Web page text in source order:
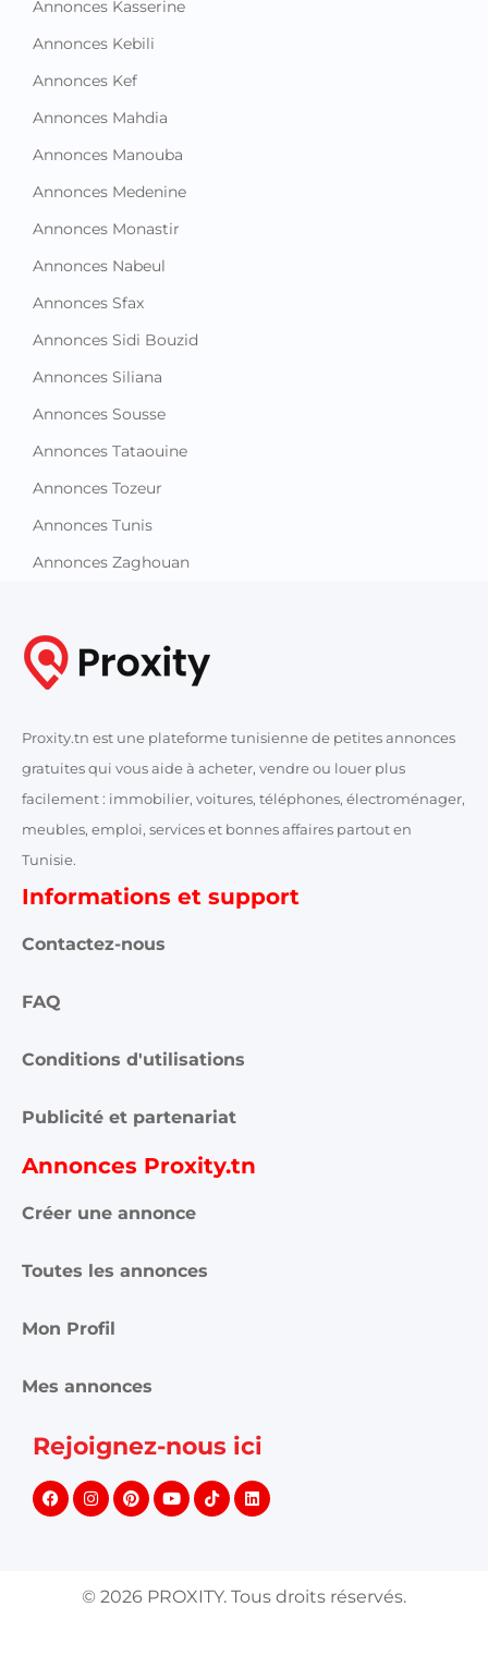
Annonces Kasserine
Annonces Kebili
Annonces Kef
Annonces Mahdia
Annonces Manouba
Annonces Medenine
Annonces Monastir
Annonces Nabeul
Annonces Sfax
Annonces Sidi Bouzid
Annonces Siliana
Annonces Sousse
Annonces Tataouine
Annonces Tozeur
Annonces Tunis
Annonces Zaghouan
Proxity.tn est une plateforme tunisienne de petites annonces
gratuites qui vous aide à acheter, vendre ou louer plus
facilement : immobilier, voitures, téléphones, électroménager,
meubles, emploi, services et bonnes affaires partout en
Tunisie.
Informations et support
Contactez-nous
FAQ
Conditions d'utilisations
Publicité et partenariat
Annonces Proxity.tn
Créer une annonce
Toutes les annonces
Mon Profil
Mes annonces
Rejoignez-nous ici
© 2026 PROXITY. Tous droits réservés.